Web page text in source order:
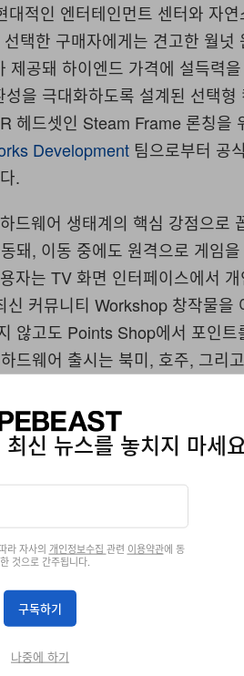
적인 엔터테인먼트 센터와 자
택한 구매자에게는 견고한 월넛
제공돼 하이엔드 가격에 설득력
을 극대화하도록 설계된 선택형
헤드셋인 Steam Frame 론칭을
Development 팀으로부터 공
.
드웨어 생태계의 핵심 강점으로
돼, 이동 중에도 원격으로 게임
자는 TV 화면 인터페이스에서
커뮤니티 Workshop 창작물을
않고도 Points Shop에서 포인트
드웨어 출시는 북미, 호주, 그리
에는 이번 1차 출시 기간 동안
Store.steampowered
신 뉴스를 놓치지 마세
라 자사의 개인정보수집 관련 이용약관에 동
것으로 간주됩니다.
구독하기
나중에 하기